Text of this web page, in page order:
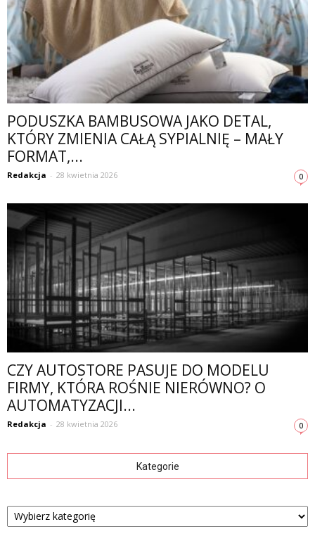
PODUSZKA BAMBUSOWA JAKO DETAL,
KTÓRY ZMIENIA CAŁĄ SYPIALNIĘ – MAŁY
FORMAT,...
Redakcja - 28 kwietnia 2026 0
CZY AUTOSTORE PASUJE DO MODELU
FIRMY, KTÓRA ROŚNIE NIERÓWNO? O
AUTOMATYZACJI...
Redakcja - 28 kwietnia 2026 0
Kategorie
Kategorie